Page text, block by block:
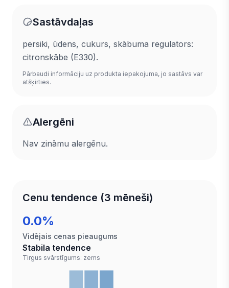
Sastāvdaļas
persiki, ūdens, cukurs, skābuma regulators:
citronskābe (E330).
Pārbaudi informāciju uz produkta iepakojuma, jo sastāvs var
atšķirties.
Alergēni
Nav zināmu alergēnu.
Cenu tendence (3 mēneši)
0.0%
Vidējais cenas pieaugums
Stabila tendence
Tirgus svārstīgums: zems